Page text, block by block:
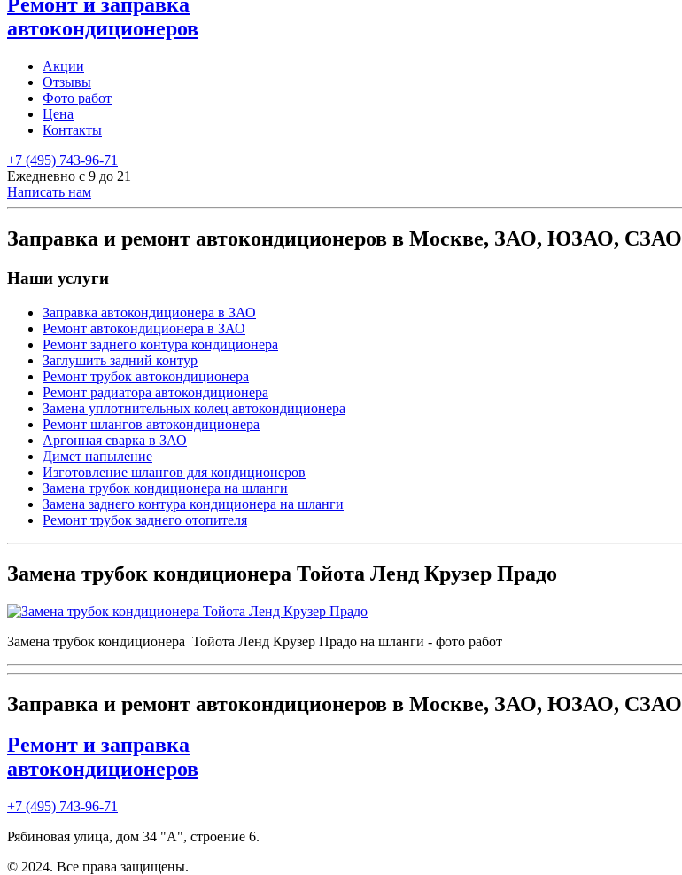
Ремонт и заправка
автокондиционеров
Акции
Отзывы
Фото работ
Цена
Контакты
+7 (495) 743-96-71
Ежедневно с 9 до 21
Написать нам
Заправка и ремонт автокондиционеров в Москве, ЗАО, ЮЗАО, СЗАО
Наши услуги
Заправка автокондиционера в ЗАО
Ремонт автокондиционера в ЗАО
Ремонт заднего контура кондиционера
Заглушить задний контур
Ремонт трубок автокондиционера
Ремонт радиатора автокондиционера
Замена уплотнительных колец автокондиционера
Ремонт шлангов автокондиционера
Аргонная сварка в ЗАО
Димет напыление
Изготовление шлангов для кондиционеров
Замена трубок кондиционера на шланги
Замена заднего контура кондиционера на шланги
Ремонт трубок заднего отопителя
Замена трубок кондиционера Тойота Ленд Крузер Прадо
Замена трубок кондиционера Тойота Ленд Крузер Прадо на шланги - фото работ
Заправка и ремонт автокондиционеров в Москве, ЗАО, ЮЗАО, СЗАО
Ремонт и заправка
автокондиционеров
+7 (495) 743-96-71
Рябиновая улица, дом 34 "А", строение 6.
© 2024. Все права защищены.